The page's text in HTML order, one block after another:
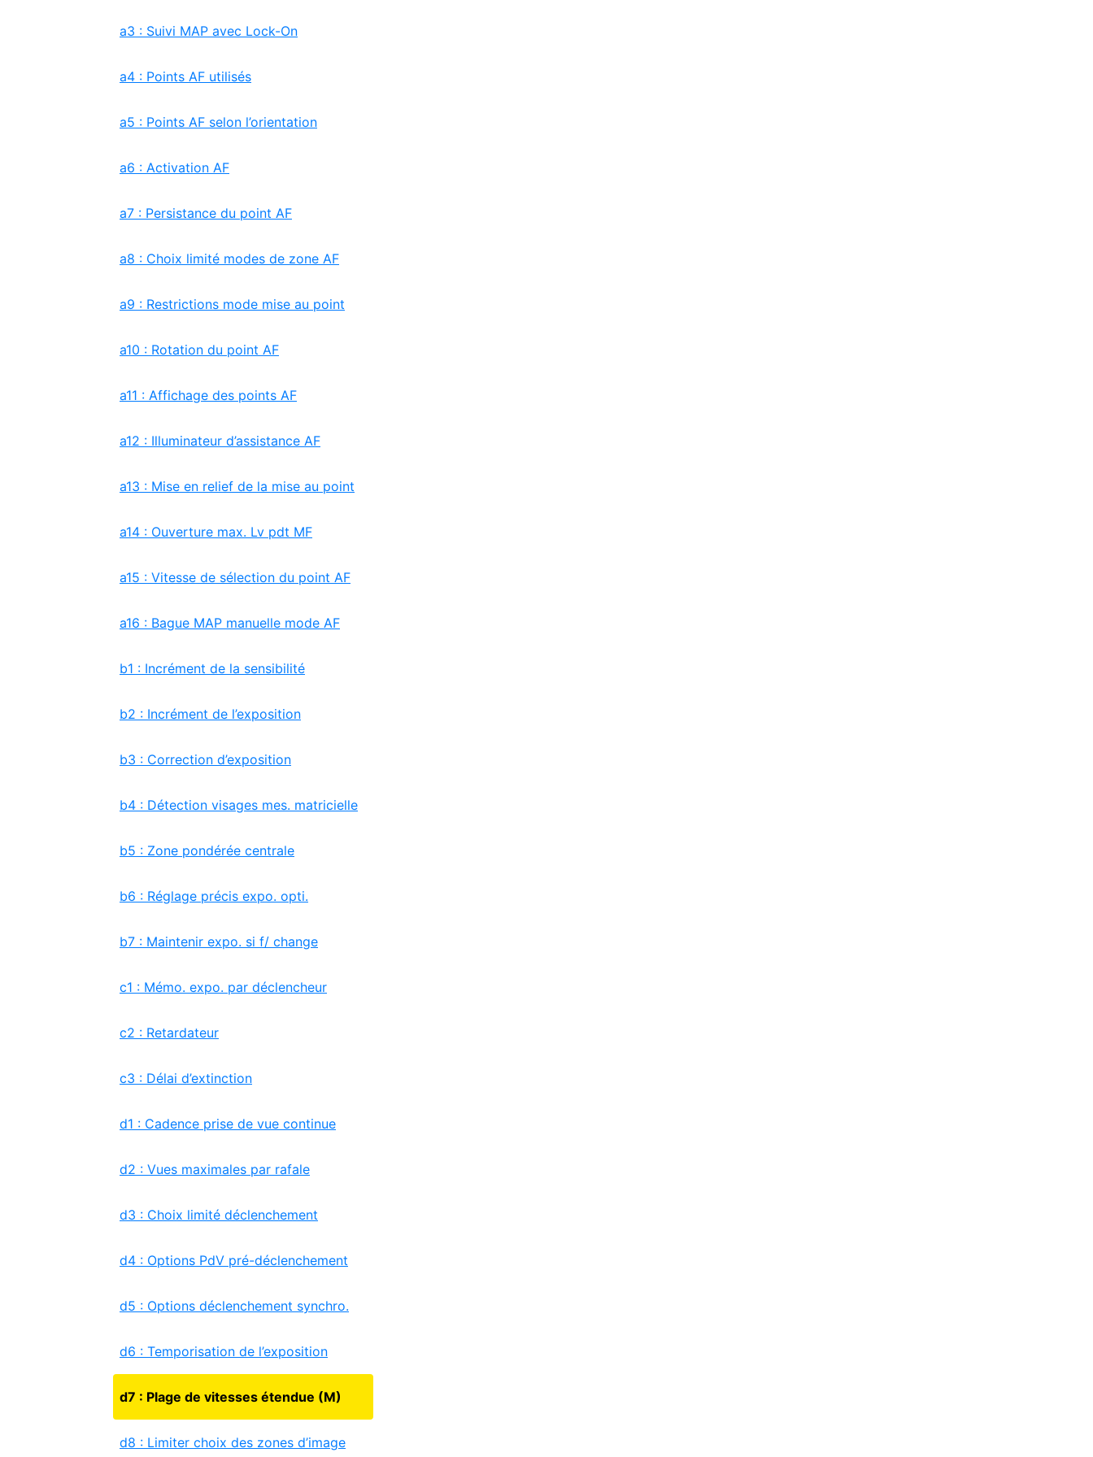
a3 : Suivi MAP avec Lock-On
a4 : Points AF utilisés
a5 : Points AF selon l’orientation
a6 : Activation AF
a7 : Persistance du point AF
a8 : Choix limité modes de zone AF
a9 : Restrictions mode mise au point
a10 : Rotation du point AF
a11 : Affichage des points AF
a12 : Illuminateur d’assistance AF
a13 : Mise en relief de la mise au point
a14 : Ouverture max. Lv pdt MF
a15 : Vitesse de sélection du point AF
a16 : Bague MAP manuelle mode AF
b1 : Incrément de la sensibilité
b2 : Incrément de l’exposition
b3 : Correction d’exposition
b4 : Détection visages mes. matricielle
b5 : Zone pondérée centrale
b6 : Réglage précis expo. opti.
b7 : Maintenir expo. si f/ change
c1 : Mémo. expo. par déclencheur
c2 : Retardateur
c3 : Délai d’extinction
d1 : Cadence prise de vue continue
d2 : Vues maximales par rafale
d3 : Choix limité déclenchement
d4 : Options PdV pré-déclenchement
d5 : Options déclenchement synchro.
d6 : Temporisation de l’exposition
d7 : Plage de vitesses étendue (M)
d8 : Limiter choix des zones d’image